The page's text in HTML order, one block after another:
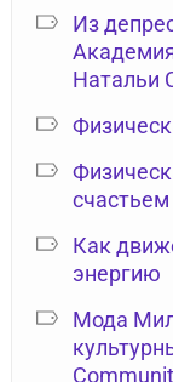
Из
Натальи
счастьем
Как
энергию
Мода